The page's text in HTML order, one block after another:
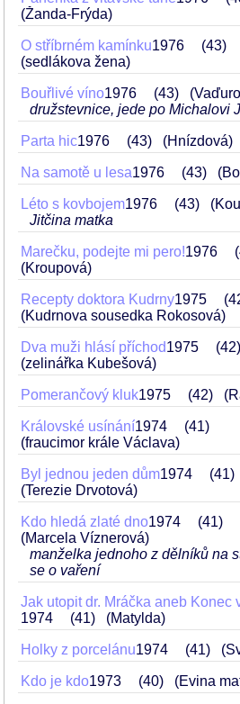
(Žanda-Frýda)
O stříbrném kamínku1976
43
(sedlákova žena)
Bouřlivé víno1976 43
družstevnice, jede po Michalovi
Parta hic1976 43 (Hnízdová)
Na samotě u lesa1976 43
Léto s kovbojem1976 43
Jitčina matka
Marečku, podejte mi pero!1976
(Kroupová)
Recepty doktora Kudrny1975
(Kudrnova sousedka Rokosová)
Dva muži hlásí příchod1975
42
(zelinářka Kubešová)
Pomerančový kluk1975 42
Královské usínání1974
41
(fraucimor krále Václava)
Byl jednou jeden dům1974
41
(Terezie Drvotová)
Kdo hledá zlaté dno1974
41
(Marcela Víznerová)
manželka jednoho z dělníků na
se o vaření
1974
41 (Matylda)
Holky z porcelánu1974 41
Kdo je kdo1973 40 (Evina